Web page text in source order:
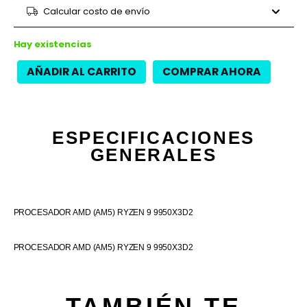
12 cuotas $239.008 $2.868.100
9 cuotas $334.062
Calcular costo de envío
Hay existencias
AÑADIR AL CARRITO COMPRAR AHORA
ESPECIFICACIONES
GENERALES
PROCESADOR AMD (AM5) RYZEN 9 9950X3D2
PROCESADOR AMD (AM5) RYZEN 9 9950X3D2